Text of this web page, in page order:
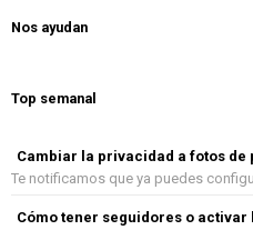
Nos ayudan
Top semanal
Cambiar la privacidad a fotos de
Te notificamos que ya puedes
Cómo tener seguidores o activar